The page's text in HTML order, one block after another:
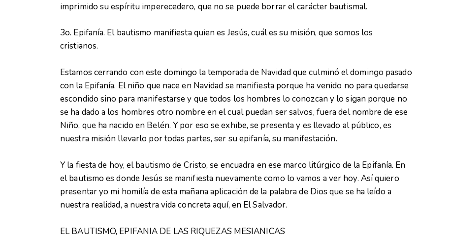
imprimido su espíritu imperecedero, que no se puede borrar el carácter bautismal.
3o. Epifanía. El bautismo manifiesta quien es Jesús, cuál es su misión, que somos los
cristianos.
Estamos cerrando con este domingo la temporada de Navidad que culminó el domingo pasado
con la Epifanía. El niño que nace en Navidad se manifiesta porque ha venido no para quedarse
escondido sino para manifestarse y que todos los hombres lo conozcan y lo sigan porque no
se ha dado a los hombres otro nombre en el cual puedan ser salvos, fuera del nombre de ese
Niño, que ha nacido en Belén. Y por eso se exhibe, se presenta y es llevado al público, es
nuestra misión llevarlo por todas partes, ser su epifanía, su manifestación.
Y la fiesta de hoy, el bautismo de Cristo, se encuadra en ese marco litúrgico de la Epifanía. En
el bautismo es donde Jesús se manifiesta nuevamente como lo vamos a ver hoy. Así quiero
presentar yo mi homilía de esta mañana aplicación de la palabra de Dios que se ha leído a
nuestra realidad, a nuestra vida concreta aquí, en El Salvador.
EL BAUTISMO, EPIFANIA DE LAS RIQUEZAS MESIANICAS